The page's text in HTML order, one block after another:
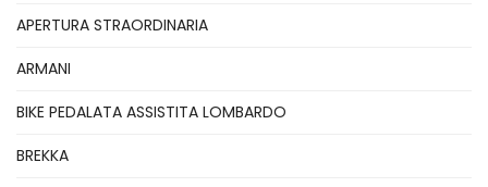
APERTURA STRAORDINARIA
ARMANI
BIKE PEDALATA ASSISTITA LOMBARDO
BREKKA